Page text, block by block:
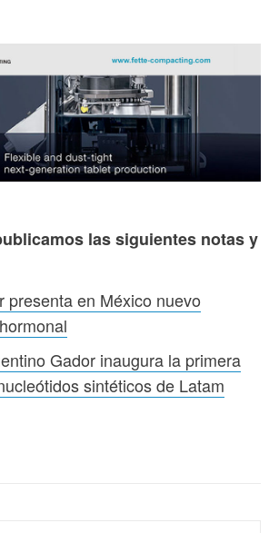
las siguientes notas y
presenta en México nuevo
Gador inaugura la primera
sintéticos de Latam